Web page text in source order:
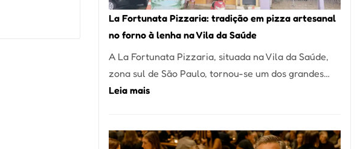
Restaurantes
Mais
de
Pinheiros
La Fortunata Pizzaria: tradição em pizza artesanal
no forno à lenha na Vila da Saúde
A La Fortunata Pizzaria, situada na Vila da Saúde,
zona sul de São Paulo, tornou-se um dos grandes…
Leia mais:
Pizzaria: